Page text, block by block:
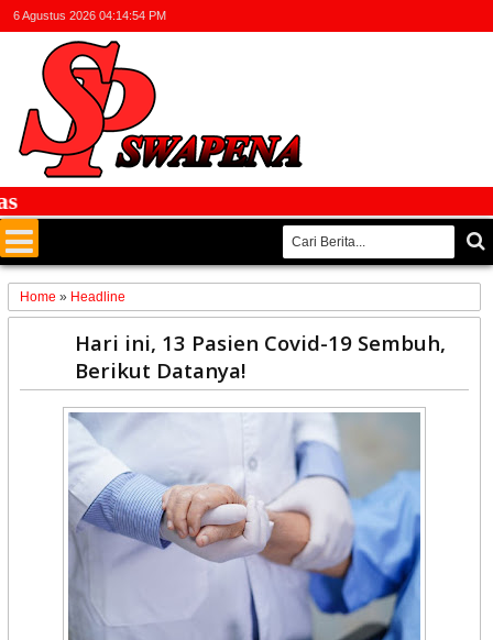
6 Agustus 2026 04:14:54 PM
Home » Headline
Hari ini, 13 Pasien Covid-19 Sembuh,
Berikut Datanya!